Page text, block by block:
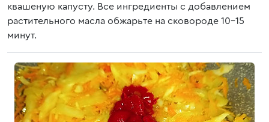
квашеную капусту. Все ингредиенты с добавлением
растительного масла обжарьте на сковороде 10-15
минут.